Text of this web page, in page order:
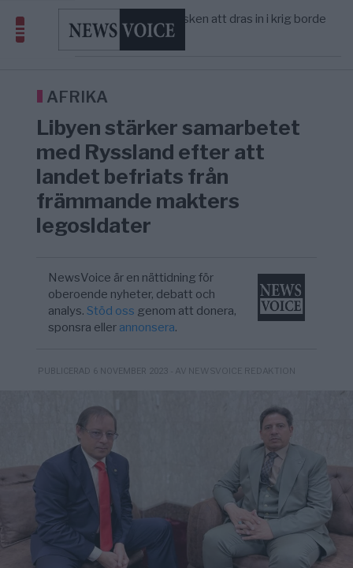
5/8
Elsa Widding: Risken att dras in i krig borde
avgöra all utrikespolitik
KRIG & FRED
Gaza håller en av de största
Europas ledare fram ett krig med Rys ...
AFRIKA
Libyen stärker samarbetet
med Ryssland efter att
landet befriats från
främmande makters
legosldater
NewsVoice är en nättidning för
oberoende nyheter, debatt och
analys.Stöd oss genom att donera,
sponsra eller annonsera.
PUBLICERAD 6 NOVEMBER 2023 - AV NEWSVOICE REDAKTION